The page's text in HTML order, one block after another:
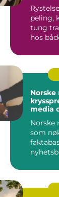
peling,
tung
hos
media
Norske
som